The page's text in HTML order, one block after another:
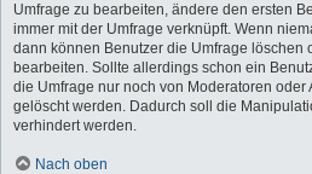
Umfrage zu bearbeiten, ändere den ersten
immer mit der Umfrage verknüpft. Wenn
dann können Benutzer die Umfrage löschen
bearbeiten. Sollte allerdings schon ein
die Umfrage nur noch von Moderatoren
gelöscht werden. Dadurch soll die
verhindert werden.
Nach oben